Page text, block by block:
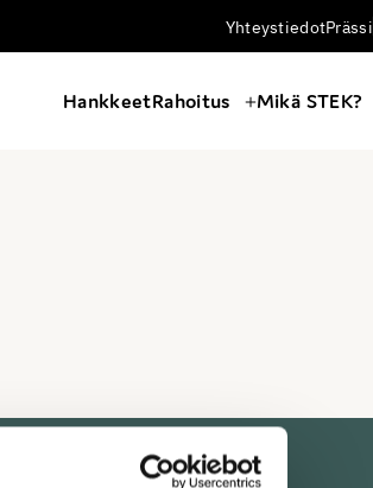
YhteystiedotPrässi
HankkeetRahoitus Mikä STEK?